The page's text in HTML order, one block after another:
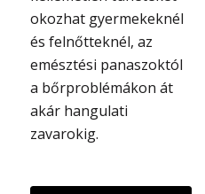
okozhat gyermekeknél
és felnőtteknél, az
emésztési panaszoktól
a bőrproblémákon át
akár hangulati
zavarokig.